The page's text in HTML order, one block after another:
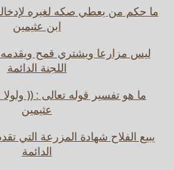
ما حكم من يعطي صكه لغيره
ابن عثيمين
ليس مزارعا ويشتري قمح
اللجنة الدائمة
ما هو تفسير قوله تعالى : (( ولولا
عثيمين
يبيع الفلاح شهادة المزرعة التي
الدائمة